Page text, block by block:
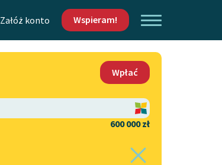
Załóż konto Wspieram!
Kontakt
O projekcie
Wpłać
600 000 zł